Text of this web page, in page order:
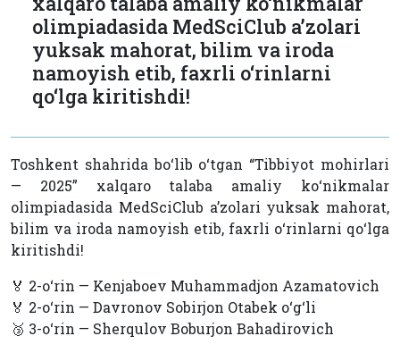
olimpiadasida MedSciClub a’zolari
yuksak mahorat, bilim va iroda
namoyish etib, faxrli o‘rinlarni
qo‘lga kiritishdi!
Toshkent shahrida bo‘lib o‘tgan “Tibbiyot mohirlari
— 2025” xalqaro talaba amaliy ko‘nikmalar
olimpiadasida MedSciClub a’zolari yuksak mahorat,
bilim va iroda namoyish etib, faxrli o‘rinlarni qo‘lga
kiritishdi!
🏅 2-o‘rin — Kenjaboev Muhammadjon Azamatovich
🏅 2-o‘rin — Davronov Sobirjon Otabek o‘g‘li
🥉 3-o‘rin — Sherqulov Boburjon Bahadirovich